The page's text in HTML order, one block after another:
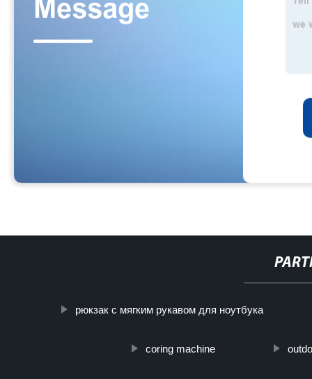
рюкзак с мягким рукавом для ноутбука
coring machine